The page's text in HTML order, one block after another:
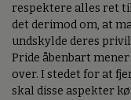
respektere alles ret
det derimod om, at
undskylde deres
Pride åbenbart
over. I stedet for at
skal disse aspekter